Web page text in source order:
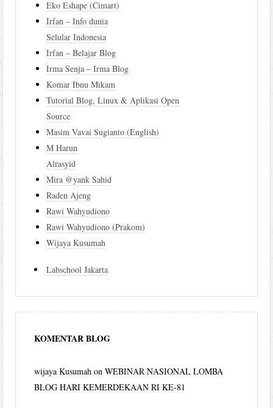
Eko Eshape (Cimart)
Irfan – Info dunia
Selular Indonesia
Irfan – Belajar Blog
Irma Senja – Irma Blog
Komar Ibnu Mikam
Tutorial Blog, Linux & Aplikasi Open
Source
Masim Vavai Sugianto (English)
M Harun
Alrasyid
Mira @yank Sahid
Raden Ajeng
Rawi Wahyudiono
Rawi Wahyudiono (Prakom)
Wijaya Kusumah
Labschool Jakarta
KOMENTAR BLOG
wijaya Kusumah onWEBINAR NASIONAL LOMBA
BLOG HARI KEMERDEKAAN RI KE-81